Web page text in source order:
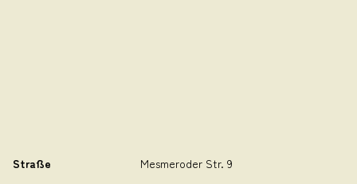
Straße
Mesmeroder Str. 9